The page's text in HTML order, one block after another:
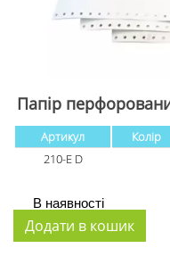
Папір
Артикул Колір
210-Е D
В наявності